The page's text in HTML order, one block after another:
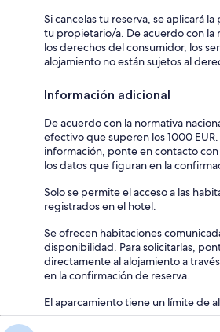
Si cancelas tu reserva, se aplicará
tu propietario/a. De acuerdo con la
los derechos del consumidor, los
alojamiento no están sujetos al
Información adicional
De acuerdo con la normativa
efectivo que superen los 1000
información, ponte en contacto
los datos que figuran en la
Solo se permite el acceso a las
registrados en el hotel.
Se ofrecen habitaciones
disponibilidad. Para solicitarlas,
directamente al alojamiento a
en la confirmación de reserva.
El aparcamiento tiene un límite de